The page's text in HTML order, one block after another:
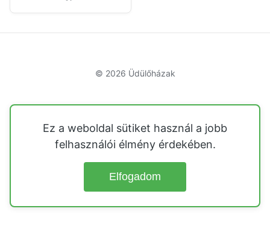
© 2026 Üdülőházak
Ez a weboldal sütiket használ a jobb
felhasználói élmény érdekében.
Elfogadom